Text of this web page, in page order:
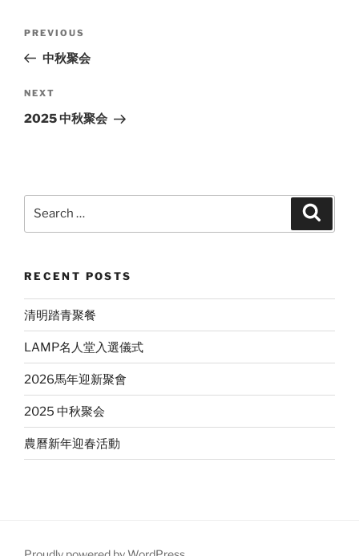
Previous
Post
PREVIOUS
中秋聚会
Next
Post
NEXT
2025 中秋聚会
RECENT POSTS
清明踏青聚餐
LAMP名人堂入選儀式
2026馬年迎新聚會
2025 中秋聚会
農曆新年迎春活動